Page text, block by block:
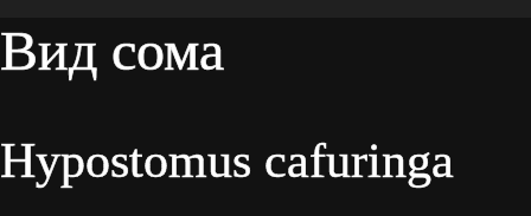
Вид сома
Hypostomus cafuringa